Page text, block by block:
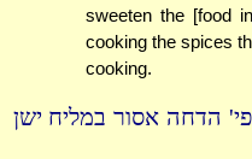
sweeten the [food
cooking the spices
cooking.
הדחה אסור במליח ישן